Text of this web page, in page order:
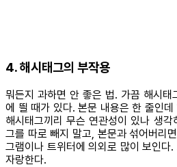
4. 해시태그의 부작용
뭐든지 과하면 안 좋은 법. 가끔 해시태
에 띌 때가 있다. 본문 내용은 한 줄인
해시태그끼리 무슨 연관성이 있나 생
그를 따로 빼지 말고, 본문과 섞어버리
그램이나 트위터에 의외로 많이 보인다
자랑한다.